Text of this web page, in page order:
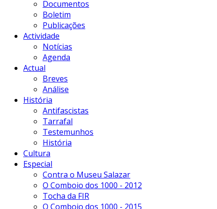
Documentos
Boletim
Publicações
Actividade
Notícias
Agenda
Actual
Breves
Análise
História
Antifascistas
Tarrafal
Testemunhos
História
Cultura
Especial
Contra o Museu Salazar
O Comboio dos 1000 - 2012
Tocha da FIR
O Comboio dos 1000 - 2015